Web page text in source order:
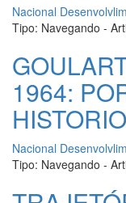
Nacional
Tipo: Navegando -
1964:
Nacional
Tipo: Navegando -